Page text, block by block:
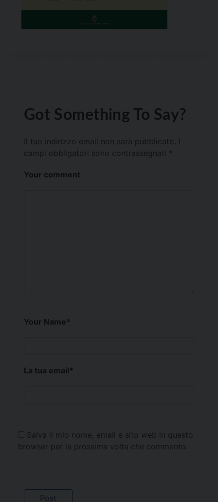
Got Something To Say?
Il tuo indirizzo email non sarà pubblicato.
campi obbligatori sono contrassegnati *
Your comment
Your Name*
La tua email*
Salva il mio nome, email e sito web in questo
browser per la prossima volta che commento.